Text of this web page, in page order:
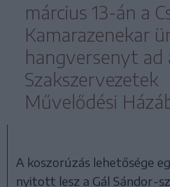
március 13-án a
Kamarazenekar
hangversenyt ad
Szakszervezetek
Művelődési
A koszorúzás lehetősége
nyitott lesz a Gál Sándor-